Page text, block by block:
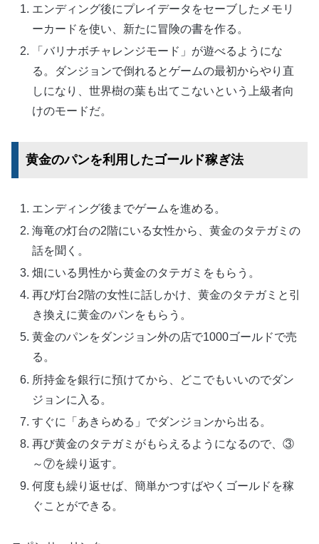
エンディング後にプレイデータをセーブしたメモリ
ーカードを使い、新たに冒険の書を作る。
「バリナボチャレンジモード」が遊べるようにな
る。ダンジョンで倒れるとゲームの最初からやり直
しになり、世界樹の葉も出てこないという上級者向
けのモードだ。
黄金のパンを利用したゴールド稼ぎ法
エンディング後までゲームを進める。
海竜の灯台の2階にいる女性から、黄金のタテガミの
話を聞く。
畑にいる男性から黄金のタテガミをもらう。
再び灯台2階の女性に話しかけ、黄金のタテガミと引
き換えに黄金のパンをもらう。
黄金のパンをダンジョン外の店で1000ゴールドで売
る。
所持金を銀行に預けてから、どこでもいいのでダン
ジョンに入る。
すぐに「あきらめる」でダンジョンから出る。
再び黄金のタテガミがもらえるようになるので、③
～⑦を繰り返す。
何度も繰り返せば、簡単かつすばやくゴールドを稼
ぐことができる。